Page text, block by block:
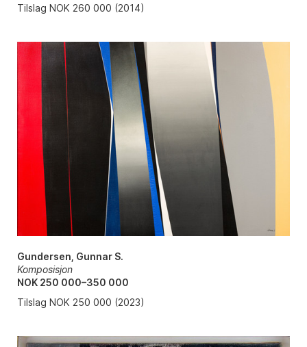
Tilslag NOK 260 000 (2014)
Gundersen, Gunnar S.
Komposisjon
NOK 250 000–350 000
Tilslag NOK 250 000 (2023)